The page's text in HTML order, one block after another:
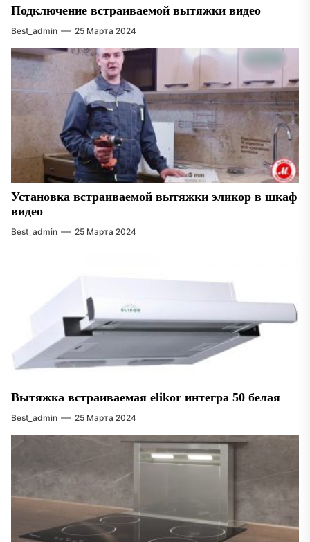
Подключение встраиваемой вытяжки видео
Best_admin 25 Марта 2024
Установка встраиваемой вытяжки эликор в шкаф
видео
Best_admin 25 Марта 2024
Вытяжка встраиваемая elikor интегра 50 белая
Best_admin 25 Марта 2024